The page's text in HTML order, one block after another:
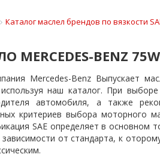
Каталог маслел брендов по вязкости
MERCEDES-BENZ
Mercedes-Benz Выпускает
наш каталог. При
автомобиля, а также
критериев выбора моторного
SAE определяет в основном
от стандарта, к